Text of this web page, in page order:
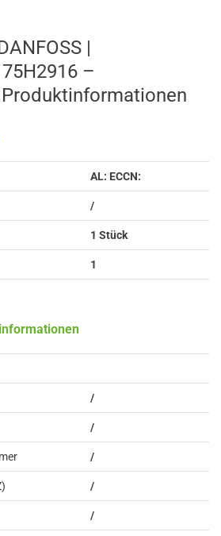
|
–
AL: ECCN:
/
1 Stück
1
/
/
/
/
/